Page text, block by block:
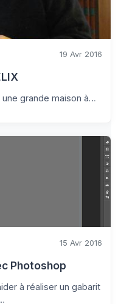
19 Avr 2016
une grande maison à…
15 Avr 2016
Photoshop
à réaliser un gabarit